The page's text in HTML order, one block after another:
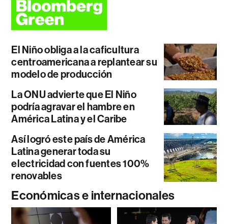
El Niño obliga a la caficultura
centroamericana a replantear su
modelo de producción
La ONU advierte que El Niño
podría agravar el hambre en
América Latina y el Caribe
Así logró este país de América
Latina generar toda su
electricidad con fuentes 100%
renovables
Económicas e internacionales